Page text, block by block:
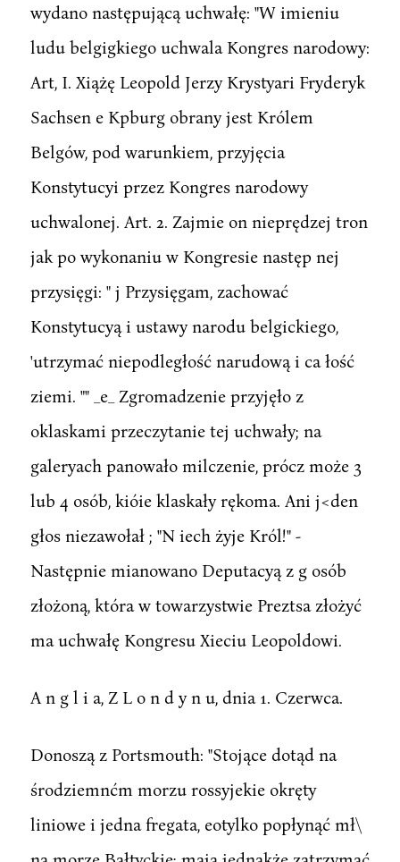
wydano następującą uchwałę: "W imieniu
ludu belgigkiego uchwala Kongres narodowy:
Art, I. Xiążę Leopold Jerzy Krystyari Fryderyk
Sachsen e Kpburg obrany jest Królem
Belgów, pod warunkiem, przyjęcia
Konstytucyi przez Kongres narodowy
uchwalonej. Art. 2. Zajmie on nieprędzej tron
jak po wykonaniu w Kongresie następ nej
przysięgi: " j Przysięgam, zachować
Konstytucyą i ustawy narodu belgickiego,
'utrzymać niepodległość narudową i ca łość
ziemi. "" _e_ Zgromadzenie przyjęło z
oklaskami przeczytanie tej uchwały; na
galeryach panowało milczenie, prócz może 3
lub 4 osób, kióie klaskały rękoma. Ani j<den
głos niezawołał ; "N iech żyje Król!" -
Następnie mianowano Deputacyą z g osób
złożoną, która w towarzystwie Preztsa złożyć
ma uchwałę Kongresu Xieciu Leopoldowi.
A n g l i a, Z L o n d y n u, dnia 1. Czerwca.
Donoszą z Portsmouth: "Stojące dotąd na
środziemnćm morzu rossyjekie okręty
liniowe i jedna fregata, eotylko popłynąć mł\